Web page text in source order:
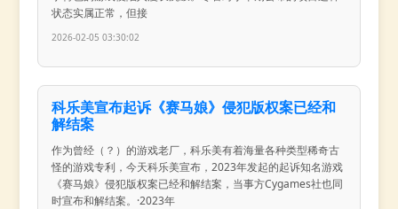
状态实属正常，但接
2026-02-05 03:30:02
科乐美宣布起诉《赛马娘》侵犯版权案已经和
解结案
作为曾经（？）的游戏老厂，科乐美有着海量各种类型稀奇古
怪的游戏专利，今天科乐美宣布，2023年发起的起诉知名游戏
《赛马娘》侵犯版权案已经和解结案，当事方Cygames社也同
时宣布和解结案。·2023年